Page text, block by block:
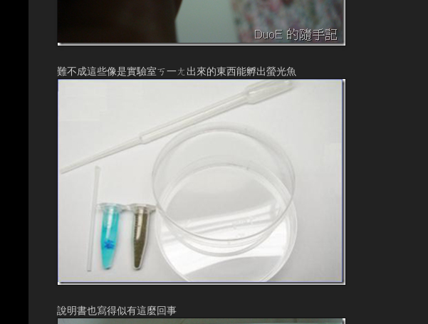
難不成這些像是實驗室ㄎ一ㄤ出來的東西能孵出螢光魚
說明書也寫得似有這麼回事